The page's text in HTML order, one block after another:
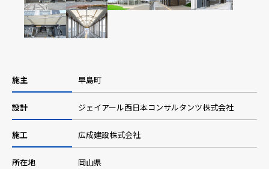
太陽工業コラム
ニュース
お問い合わせ
施主 早島町
設計 ジェイアール西日本コンサルタンツ株式会社
施工 広成建設株式会社
所在地 岡山県